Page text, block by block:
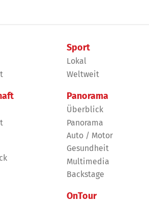
Sport
Lokal
Weltweit
Panorama
Überblick
Panorama
Auto / Motor
Gesundheit
Multimedia
Backstage
OnTour